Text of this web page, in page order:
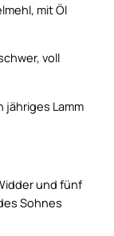
mit Öl
voll
jähriges Lamm
und fünf
Sohnes